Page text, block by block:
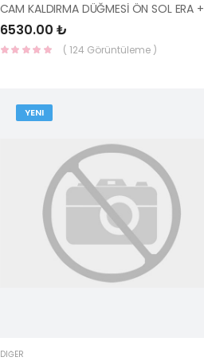
6530.00 ₺
( 124 Görüntüleme )
YENI
DIĞER